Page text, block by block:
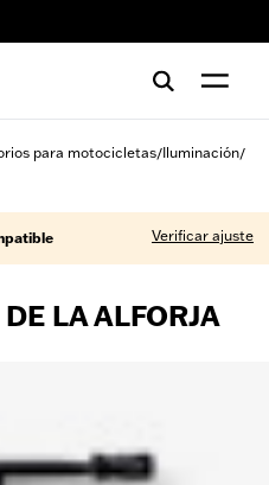
para motocicletas/Iluminación/
Verificar ajuste
LA ALFORJA